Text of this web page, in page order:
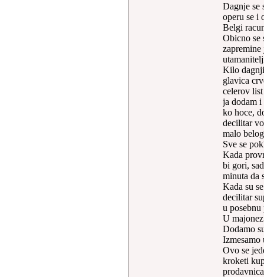
Dagnje se
operu se i
Belgi
Obicno se
Kilo
glavica
celerov
ja dodam i
ko hoce,
decilitar
malo
Sve se
Kada
bi gori,
minuta da
Kada su
decilitar
u posebnu
U
Dodamo
Izmesamo
Ovo se
kroketi